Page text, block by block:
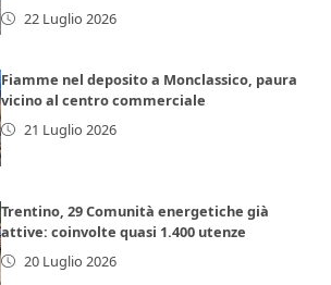
22 Luglio 2026
Fiamme nel deposito a Monclassico, paura
vicino al centro commerciale
21 Luglio 2026
Trentino, 29 Comunità energetiche già
attive: coinvolte quasi 1.400 utenze
20 Luglio 2026